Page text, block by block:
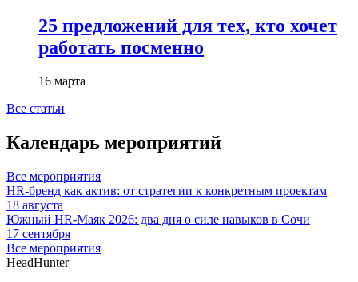
25 предложений для тех, кто хочет
работать посменно
16 марта
Все статьи
Календарь мероприятий
Все мероприятия
HR-бренд как актив: от стратегии к конкретным проектам
18 августа
Южный HR-Маяк 2026: два дня о силе навыков в Сочи
17 сентября
Все мероприятия
HeadHunter